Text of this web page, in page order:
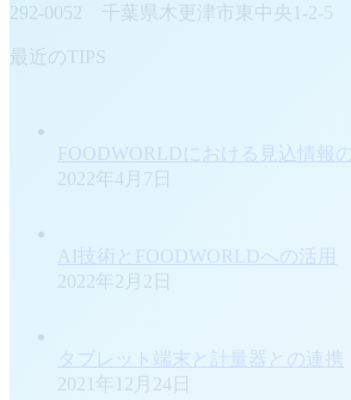
292-0052 千葉県木更津市東中央1-2-5
最近のTIPS
FOODWORLDにおける見込情報
2022年4月7日
AI技術とFOODWORLDへの活用
2022年2月2日
タブレット端末と計量器との連携
2021年12月24日